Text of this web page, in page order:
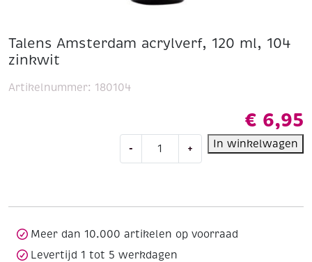
Talens Amsterdam acrylverf, 120 ml, 104
zinkwit
€ 6,95
-
Amsterdam
zinkwit
+ In winkelwagen
Artikelnummer: 180104
Meer dan 10.000 artikelen op voorraad
Levertijd 1 tot 5 werkdagen